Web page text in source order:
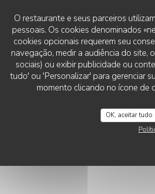
O restaurante e seus parceiros
pessoais. Os cookies denominados
cookies opcionais requerem seu
navegação, medir a audiência do site,
sociais) ou exibir publicidade ou
tudo' ou 'Personalizar' para gerenciar
momento clicando no ícone de
OK, aceitar tudo
très original et poulpe excellent) Service